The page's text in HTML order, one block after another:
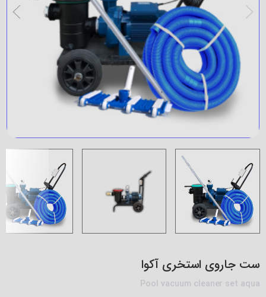
ست جاروی استخری آکوا
Pool vacuum cleaner set aqua